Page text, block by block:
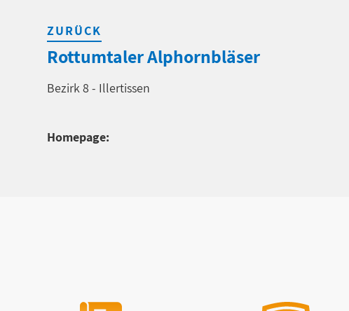
ZURÜCK
Rottumtaler Alphornbläser
Bezirk 8 - Illertissen
Homepage: